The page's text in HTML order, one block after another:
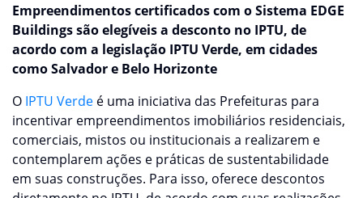
Empreendimentos certificados com o Sistema EDGE
Buildings são elegíveis a desconto no IPTU, de
acordo com a legislação IPTU Verde, em cidades
como Salvador e Belo Horizonte
O IPTU Verde é uma iniciativa das Prefeituras para
incentivar empreendimentos imobiliários residenciais,
comerciais, mistos ou institucionais a realizarem e
contemplarem ações e práticas de sustentabilidade
em suas construções. Para isso, oferece descontos